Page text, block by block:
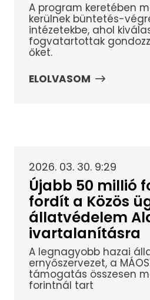
A program keretében
kerülnek büntetés-
intézetekbe, ahol
fogvatartottak
őket.
ELOLVASOM
2026. 03. 30. 9:29
Újabb 50 millió
fordít a Közös
állatvédelem
ivartalanításra
A legnagyobb hazai
ernyőszervezet, a
támogatás összesen
forintnál tart